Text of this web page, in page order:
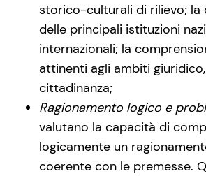
storico-culturali di rilievo; la
delle principali istituzioni
internazionali; la
attinenti agli ambiti
cittadinanza;
Ragionamento logico e
valutano la capacità di
logicamente un
coerente con le premesse.